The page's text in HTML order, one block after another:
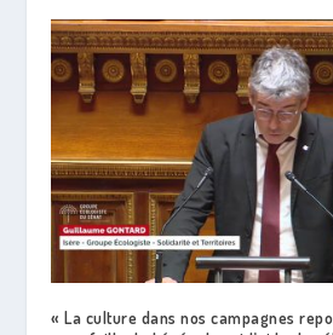
« La culture dans nos campagnes